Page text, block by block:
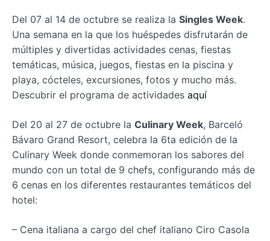
Del 07 al 14 de octubre se realiza la Singles Week.
Una semana en la que los huéspedes disfrutarán de
múltiples y divertidas actividades cenas, fiestas
temáticas, música, juegos, fiestas en la piscina y
playa, cócteles, excursiones, fotos y mucho más.
Descubrir el programa de actividades aquí
Del 20 al 27 de octubre la Culinary Week, Barceló
Bávaro Grand Resort, celebra la 6ta edición de la
Culinary Week donde conmemoran los sabores del
mundo con un total de 9 chefs, configurando más de
6 cenas en los diferentes restaurantes temáticos del
hotel:
– Cena italiana a cargo del chef italiano Ciro Casola